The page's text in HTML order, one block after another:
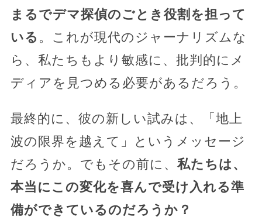
まるでデマ探偵のごとき役割を担って
いる 。これが現代のジャーナリズムな
ら、私たちもより敏感に、批判的にメ
ディアを見つめる必要があるだろう。
最終的に、彼の新しい試みは、「地上
波の限界を越えて」というメッセージ
だろうか。でもその前に、 私たちは、
本当にこの変化を喜んで受け入れる準
備ができているのだろうか？